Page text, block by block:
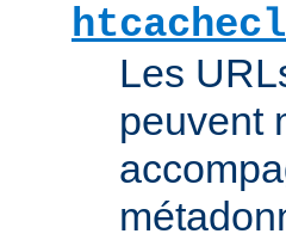
Les
peuvent